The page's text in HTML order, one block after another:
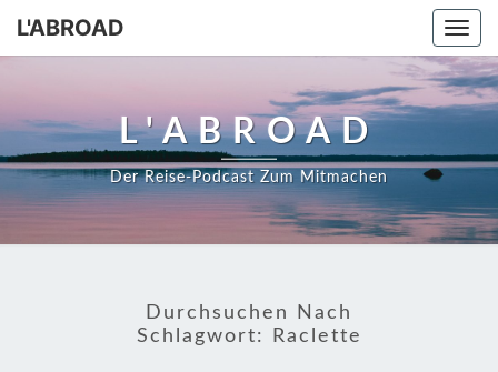
Skip
L'ABROAD
L'ABROAD
Der Reise-Podcast Zum Mitmachen
Durchsuchen Nach
Schlagwort:
Raclette